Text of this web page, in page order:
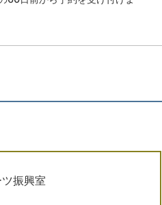
振興室